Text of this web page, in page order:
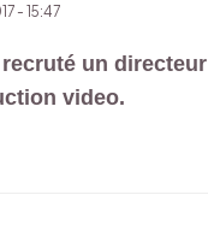
- 15:47
un
video.